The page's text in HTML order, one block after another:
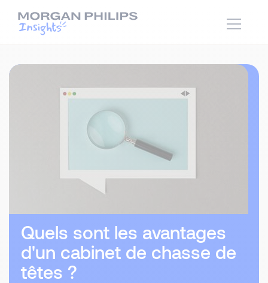
Quels sont les avantages
d'un cabinet de chasse de
têtes ?